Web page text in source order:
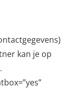
kan je op